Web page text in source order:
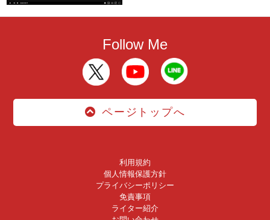
Follow Me
ページトップへ
利用規約
個人情報保護方針
プライバシーポリシー
免責事項
ライター紹介